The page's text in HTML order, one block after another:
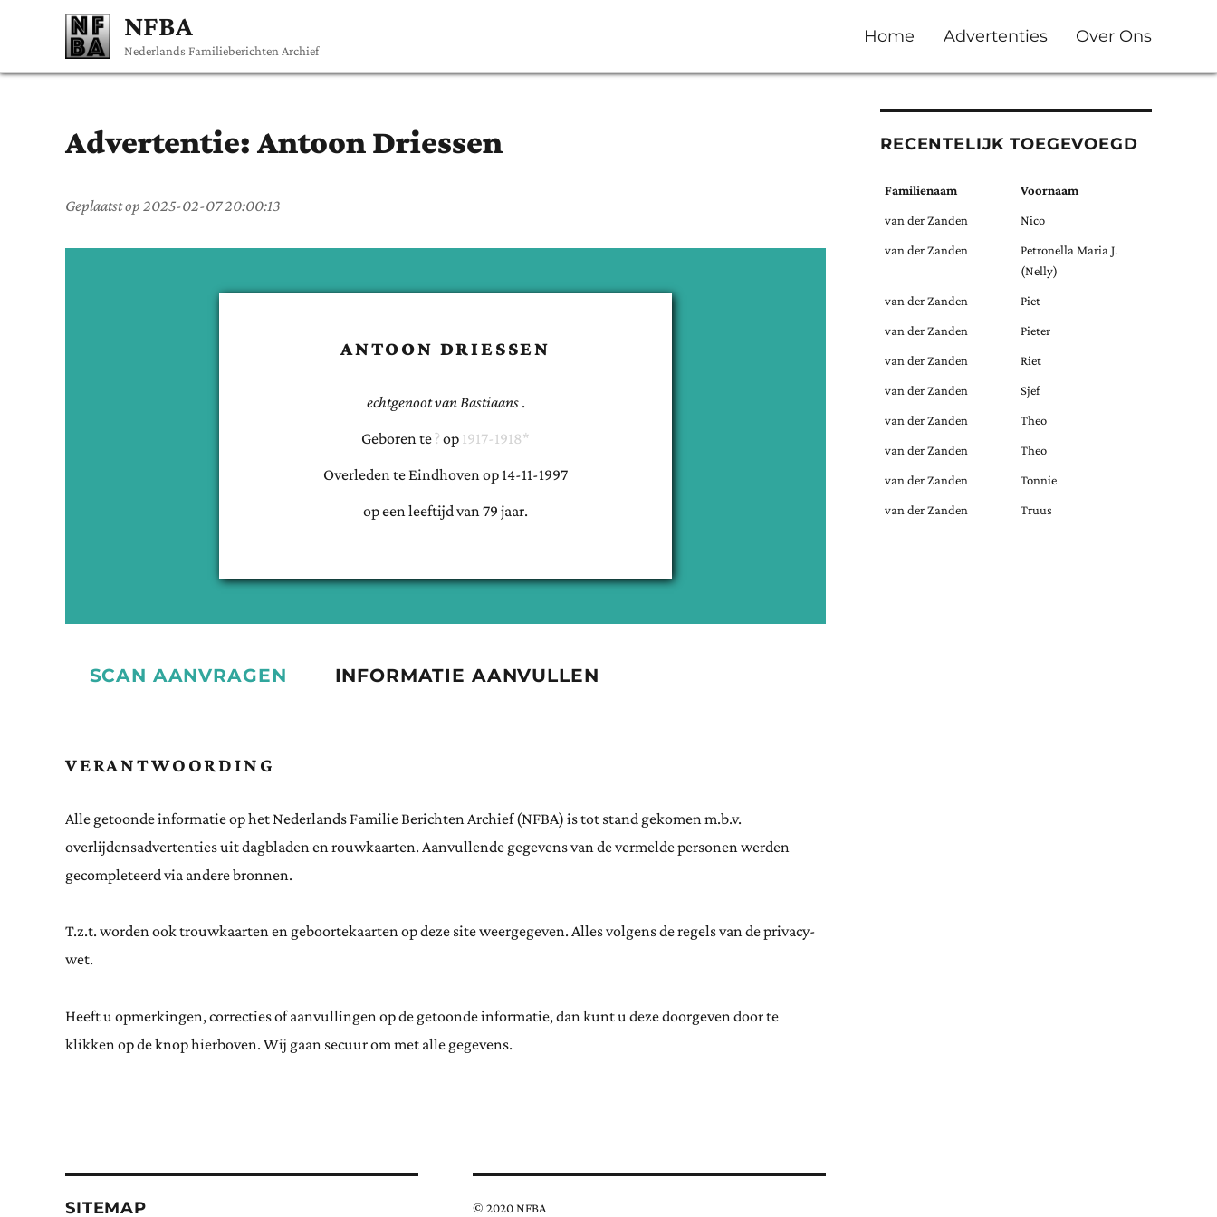
NFBA
Nederlands Familieberichten Archief
Home Advertenties Over Ons
Advertentie: AntoonDriessen
Geplaatst op 2025-02-07 20:00:13
ANTOON DRIESSEN
echtgenoot van Bastiaans .
Geboren te op 1917-1918*
Overleden te Eindhoven op 14-11-1997
op een leeftijd van 79 jaar.
SCAN AANVRAGEN INFORMATIE AANVULLEN
VERANTWOORDING
Alle getoonde informatie op het Nederlands Familie Berichten Archief (NFBA) is tot stand gekomen m.b.v.
overlijdensadvertenties uit dagbladen en rouwkaarten. Aanvullende gegevens van de vermelde personen werden
gecompleteerd via andere bronnen.
T.z.t. worden ook trouwkaarten en geboortekaarten op deze site weergegeven. Alles volgens de regels van de privacy-
wet.
Heeft u opmerkingen, correcties of aanvullingen op de getoonde informatie, dan kunt u deze doorgeven door te
klikken op de knop hierboven. Wij gaan secuur om met alle gegevens.
SITEMAP © 2020 NFBA
RECENTELIJK TOEGEVOEGD
Familienaam Voornaam
van der Zanden Nico
van der Zanden
Petronella Maria J.
(Nelly)
van der Zanden Piet
van der Zanden Pieter
van der Zanden Riet
van der Zanden Sjef
van der Zanden Theo
van der Zanden Theo
van der Zanden Tonnie
van der Zanden Truus